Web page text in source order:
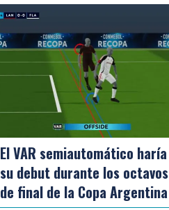
El VAR semiautomático haría
su debut durante los octavos
de final de la Copa Argentina